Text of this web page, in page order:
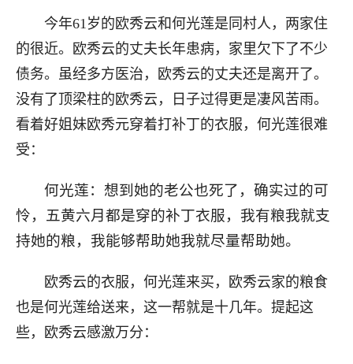
今年61岁的欧秀云和何光莲是同村人，两家住
的很近。欧秀云的丈夫长年患病，家里欠下了不少
债务。虽经多方医治，欧秀云的丈夫还是离开了。
没有了顶梁柱的欧秀云，日子过得更是凄风苦雨。
看着好姐妹欧秀元穿着打补丁的衣服，何光莲很难
受：
何光莲：想到她的老公也死了，确实过的可
怜，五黄六月都是穿的补丁衣服，我有粮我就支
持她的粮，我能够帮助她我就尽量帮助她。
欧秀云的衣服，何光莲来买，欧秀云家的粮食
也是何光莲给送来，这一帮就是十几年。提起这
些，欧秀云感激万分：